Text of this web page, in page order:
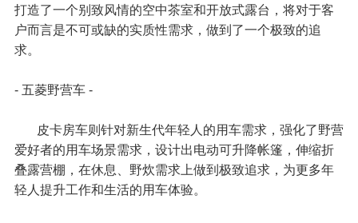
打造了一个别致风情的空中茶室和开放式露台，将对于客
户而言是不可或缺的实质性需求，做到了一个极致的追
求。
- 五菱野营车 -
皮卡房车则针对新生代年轻人的用车需求，强化了野营
爱好者的用车场景需求，设计出电动可升降帐篷，伸缩折
叠露营棚，在休息、野炊需求上做到极致追求，为更多年
轻人提升工作和生活的用车体验。